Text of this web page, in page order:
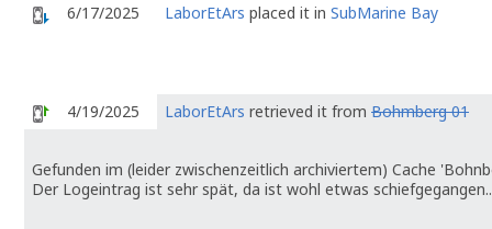
6/17/2025 LaborEtArs placed it in SubMarine Bay
4/19/2025 LaborEtArs retrieved it from Bohmberg 01
Gefunden im (leider zwischenzeitlich archiviertem) Cache
Der Logeintrag ist sehr spät, da ist wohl etwas